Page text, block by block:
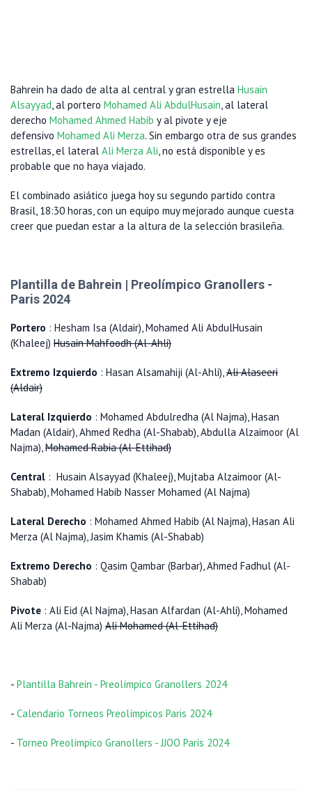
Bahrein ha dado de alta al central y gran estrella Husain
Alsayyad, al portero Mohamed Ali AbdulHusain, al lateral
derecho Mohamed Ahmed Habib y al pivote y eje
defensivo Mohamed Ali Merza. Sin embargo otra de sus grandes
estrellas, el lateral Ali Merza Ali, no está disponible y es
probable que no haya viajado.
El combinado asiático juega hoy su segundo partido contra
Brasil, 18:30 horas, con un equipo muy mejorado aunque cuesta
creer que puedan estar a la altura de la selección brasileña.
Plantilla de Bahrein | Preolímpico Granollers -
Paris 2024
Portero : Hesham Isa (Aldair), Mohamed Ali AbdulHusain
(Khaleej) Husain Mahfoodh (Al-Ahli)
Extremo Izquierdo : Hasan Alsamahiji (Al-Ahli),Ali Alaseeri
(Aldair)
Lateral Izquierdo : Mohamed Abdulredha (Al Najma), Hasan
Madan (Aldair), Ahmed Redha (Al-Shabab), Abdulla Alzaimoor (Al
Najma),Mohamed Rabia (Al-Ettihad)
Central : Husain Alsayyad (Khaleej), Mujtaba Alzaimoor (Al-
Shabab), Mohamed Habib Nasser Mohamed (Al Najma)
Lateral Derecho : Mohamed Ahmed Habib (Al Najma), Hasan Ali
Merza (Al Najma), Jasim Khamis (Al-Shabab)
Extremo Derecho : Qasim Qambar (Barbar), Ahmed Fadhul (Al-
Shabab)
Pivote : Ali Eid (Al Najma), Hasan Alfardan (Al-Ahli), Mohamed
Ali Merza (Al-Najma) Ali Mohamed (Al-Ettihad)
- Plantilla Bahrein - Preolímpico Granollers 2024
- Calendario Torneos Preolímpicos Paris 2024
- Torneo Preolímpico Granollers - JJOO Paris 2024